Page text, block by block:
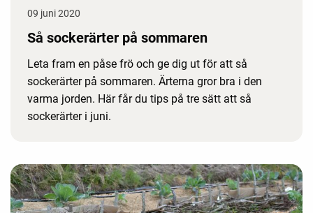
09 juni 2020
Så sockerärter på sommaren
Leta fram en påse frö och ge dig ut för att så
sockerärter på sommaren. Ärterna gror bra i den
varma jorden. Här får du tips på tre sätt att så
sockerärter i juni.